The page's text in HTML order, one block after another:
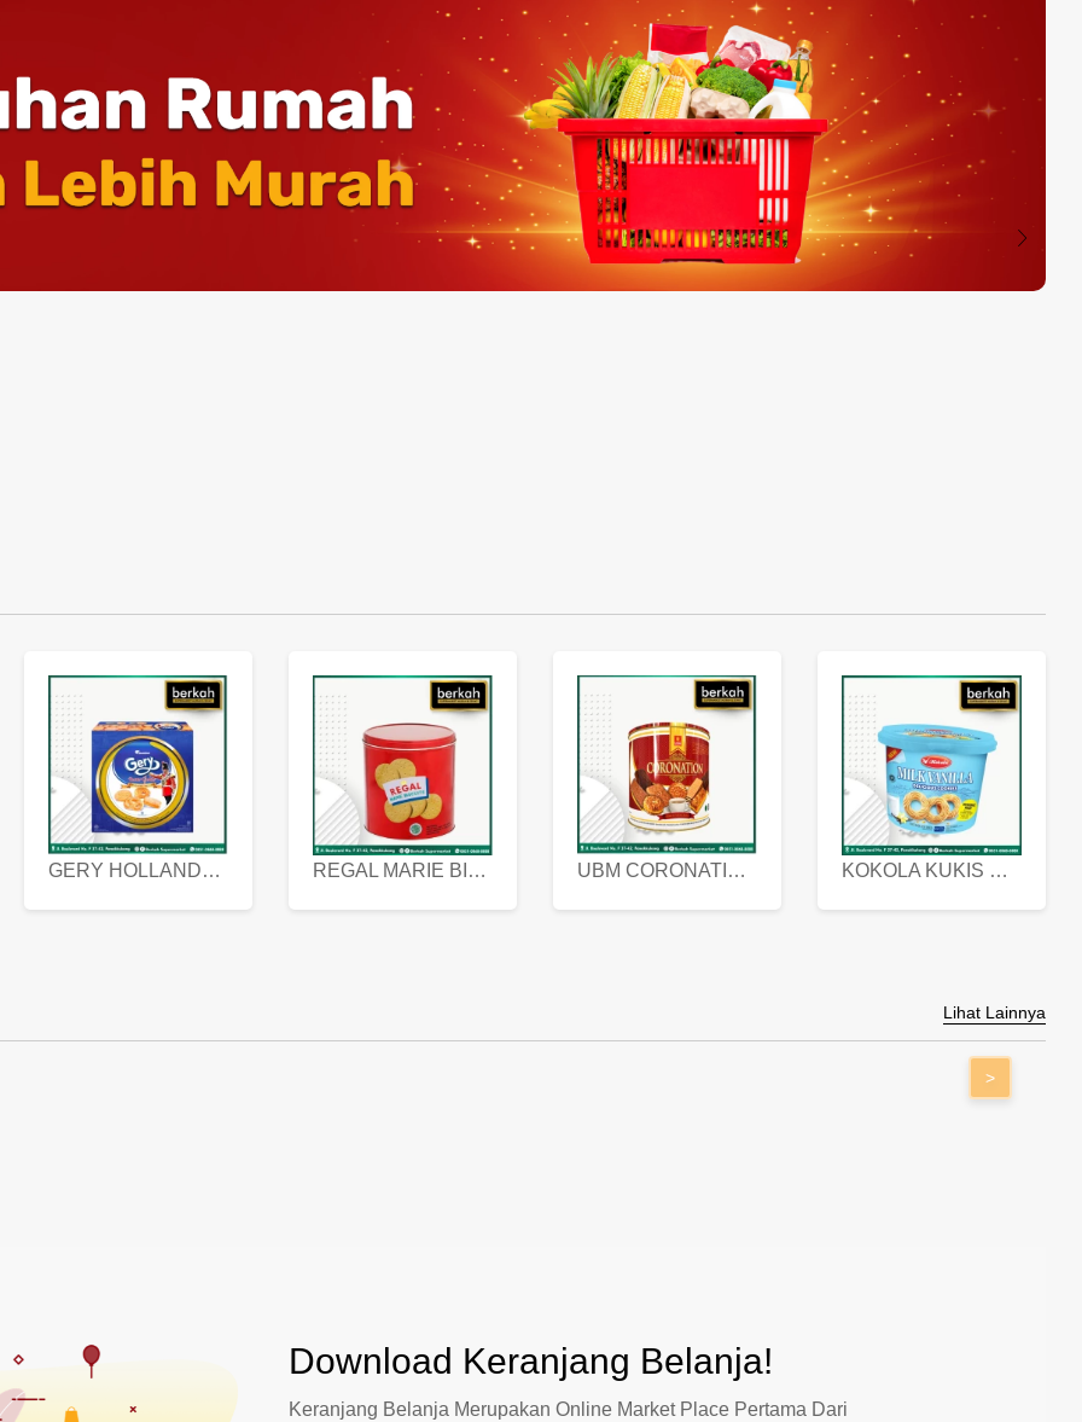
GERY HOLLANDA BUTTER COOKIES 450 GRAM REGAL MARIE BISCUIT KALENG 550 GRAM UBM CORONATION ASSORTED BISKUIT KALENG 450 GRAM KOKOLA KUKIS HYGIENIC MILK VANILLA PACK 320 GR
Lihat Lainnya
>
Download Keranjang Belanja!
Keranjang Belanja Merupakan Online Market Place Pertama Dari